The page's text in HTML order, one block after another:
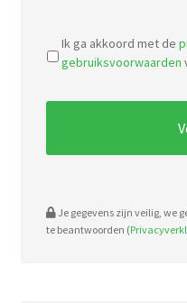
types:
pdf,
doc.
Ik ga akkoord met de
gebruiksvoorwaarden
Je gegevens zijn veilig, we
te beantwoorden (